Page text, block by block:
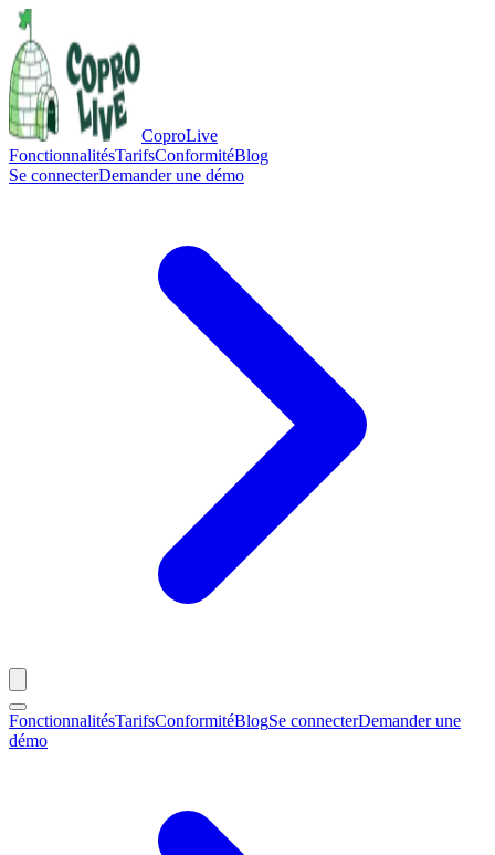
CoproLive
FonctionnalitésTarifsConformitéBlog
Se connecterDemander une démo
FonctionnalitésTarifsConformitéBlogSe connecterDemander une
démo